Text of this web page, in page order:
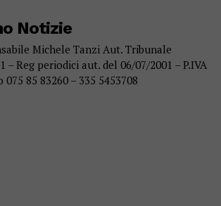
Notizie
Michele Tanzi Aut. Tribunale
– Reg periodici aut. del 06/07/2001 – P.IVA
85 83260 – 335 5453708